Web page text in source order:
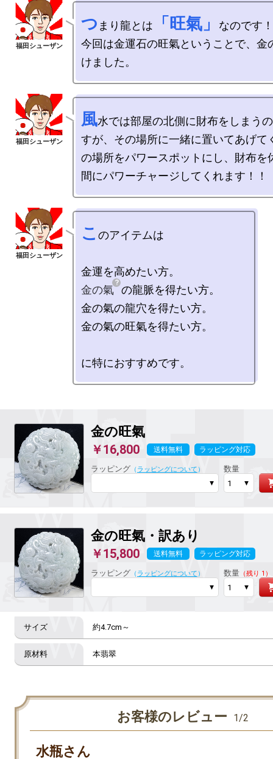
つ まり龍とは 「旺氣」
なのです
今回は金運石の旺氣ということで、金
風水では部屋の北側に財布をしまう
すが、その場所に一緒に置いてあげて
の場所をパワースポットにし、財布を
こ のアイテムは
金の氣 の龍脈を得たい方。
金の氣の龍穴を得たい方。
金の氣の旺氣を得たい方。
金の旺氣
￥16,800 送料無料 ラッピング対応
ラッピング （ ラッピングについて ） 数量
金の旺氣 ・訳あり
￥15,800 送料無料 ラッピング対応
ラッピング （ ラッピングについて ） 数量（残り 1）
約4.7cm～
本翡翠
お客様のレビュー 1/2
水瓶さん